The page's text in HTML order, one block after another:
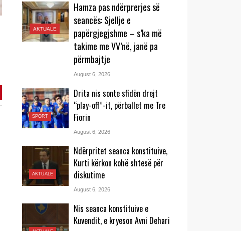
AKTUALE
Hamza pas ndërprerjes së
seancës: Sjellje e
papërgjegjshme – s’ka më
takime me VV’në, janë pa
përmbajtje
August 6, 2026
SPORT
Drita nis sonte sfidën drejt
“play-off”-it, përballet me Tre
Fiorin
August 6, 2026
AKTUALE
Ndërpritet seanca konstituive,
Kurti kërkon kohë shtesë për
diskutime
August 6, 2026
Nis seanca konstituive e
Kuvendit, e kryeson Avni Dehari